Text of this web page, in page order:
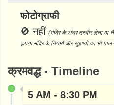
फोटोग्राफी
🚫नहीं (मंदिर के अंदर तस्वीर लेना अ-
कृपया मंदिर के नियमों और सुझावों का भी
क्रमवद्ध - Timeline
5 AM - 8:30 PM